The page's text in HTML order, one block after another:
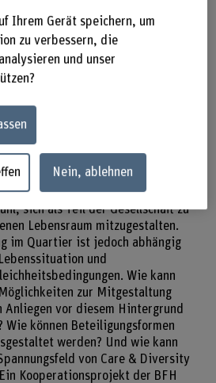
im Spannungsfeld
Uhr – BFH,
Arbeit,
Bern (Aula)
in vielfältigen Quartieren
Verständigungsmöglichkeiten
sich als Teil der Gesellschaft zu
Lebensraum mitzugestalten.
im Quartier ist jedoch abhängig
und
Wie kann
zur Mitgestaltung
vor diesem Hintergrund
Wie können Beteiligungsformen
werden? Und wie kann
von Care & Diversity
Kooperationsprojekt der BFH
Ihrem Gerät speichern, um
zu verbessern, die
und unser
Nein, ablehnen